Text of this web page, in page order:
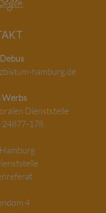
hamburg.de
Werbs
Dienststelle
24877-178
4